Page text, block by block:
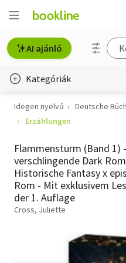
AI ajánló
Kategóriák
Életmód, egészség
Gyermek- és ifjúsági
Hobbi, szabadidő
Irodalom
Idegen nyelvű Deutsche
Erzählungen
Flammensturm (Band 1)
verschlingende Dark
Historische Fantasy x
Rom - Mit exklusivem
der 1. Auflage
Cross, Juliette